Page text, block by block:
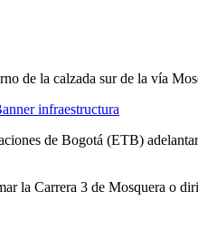
de la calzada sur de la vía
de Bogotá (ETB)
la Carrera 3 de Mosquera o